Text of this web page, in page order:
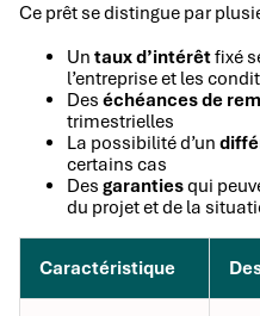
Ce prêt se distingue par
Un taux d’intérêtfixé
l’entreprise et les
Des échéances de
trimestrielles
La possibilité d’un
certains cas
Des garantiesqui
du projet et de la
Caractéristique